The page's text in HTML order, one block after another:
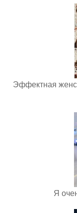
Эффектная
Я